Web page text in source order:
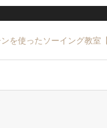
を使ったソーイング教室